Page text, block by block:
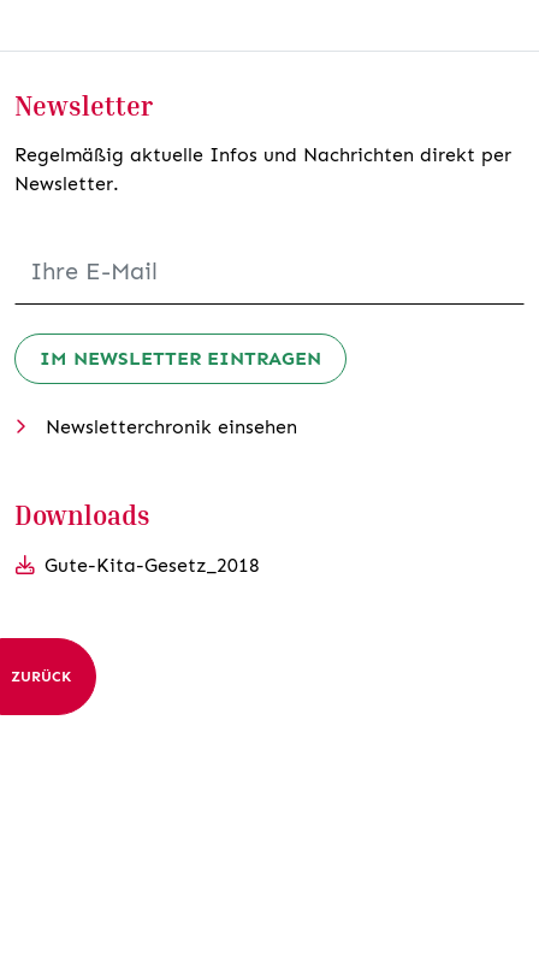
Newsletter
Regelmäßig aktuelle Infos und Nachrichten direkt per
Newsletter.
IM NEWSLETTER EINTRAGEN
Newsletterchronik einsehen
Downloads
Gute-Kita-Gesetz_2018
ZURÜCK